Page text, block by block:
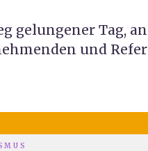
gelungener Tag,
und